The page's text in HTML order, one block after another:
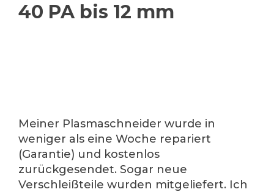
40 PA bis 12 mm
Meiner Plasmaschneider wurde in
weniger als eine Woche repariert
(Garantie) und kostenlos
zurückgesendet. Sogar neue
Verschleißteile wurden mitgeliefert. Ich